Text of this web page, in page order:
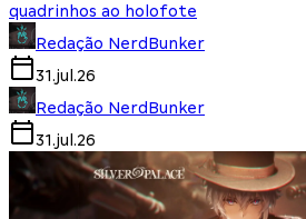
quadrinhos ao holofote
Redação NerdBunker
31.jul.26
Redação NerdBunker
31.jul.26